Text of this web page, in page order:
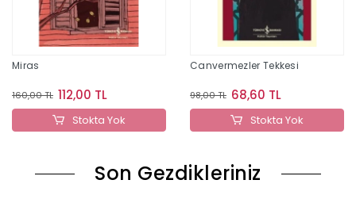
Miras
160,00 TL 112,00 TL
Stokta Yok
Canvermezler Tekkesi
98,00 TL 68,60 TL
Stokta Yok
Son Gezdikleriniz